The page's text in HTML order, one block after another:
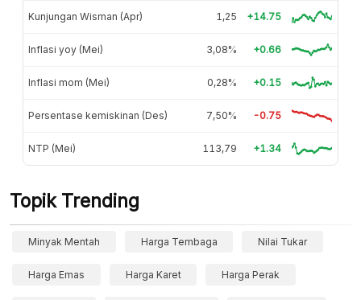
Kunjungan Wisman (Apr) 1,25 +14.75
Inflasi yoy (Mei) 3,08% +0.66
Inflasi mom (Mei) 0,28% +0.15
Persentase kemiskinan (Des) 7,50% -0.75
NTP (Mei) 113,79 +1.34
Topik Trending
Minyak Mentah Harga Tembaga Nilai Tukar
Harga Emas Harga Karet Harga Perak